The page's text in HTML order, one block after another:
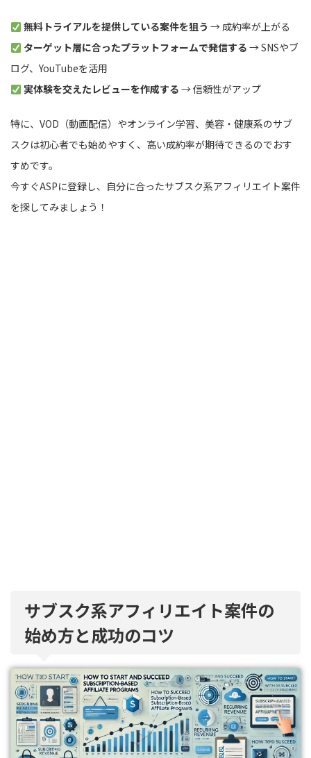
無料トライアルを提供している案件を狙う → 成約率が上がる
ターゲット層に合ったプラットフォームで発信する → SNSやブ
ログ、YouTubeを活用
実体験を交えたレビューを作成する → 信頼性がアップ
特に、VOD（動画配信）やオンライン学習、美容・健康系のサブ
スクは初心者でも始めやすく、高い成約率が期待できるのでおす
すめです。
今すぐASPに登録し、自分に合ったサブスク系アフィリエイト案件
を探してみましょう！
サブスク系アフィリエイト案件の
始め方と成功のコツ